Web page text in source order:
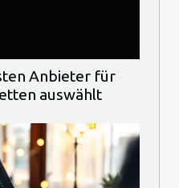
Anbieter für
auswählt